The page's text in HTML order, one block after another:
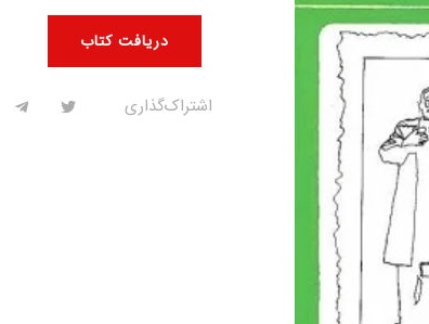
دریافت کتاب
اشتراک‌گذاری